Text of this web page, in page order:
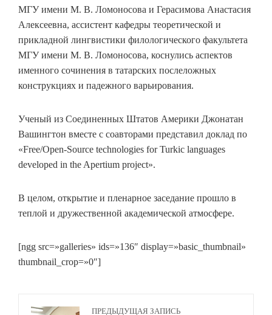
МГУ имени М. В. Ломоносова и Герасимова Анастасия
Алексеевна, ассистент кафедры теоретической и
прикладной лингвистики филологического факультета
МГУ имени М. В. Ломоносова, коснулись аспектов
именного сочинения в татарских послеложных
конструкциях и падежного варьирования.
Ученый из Соединенных Штатов Америки Джонатан
Вашингтон вместе с соавторами представил доклад по
«Free/Open-Source technologies for Turkic languages
developed in the Apertium project».
В целом, открытие и пленарное заседание прошло в
теплой и дружественной академической атмосфере.
[ngg src=»galleries» ids=»136″ display=»basic_thumbnail»
thumbnail_crop=»0″]
ПРЕДЫДУЩАЯ ЗАПИСЬ